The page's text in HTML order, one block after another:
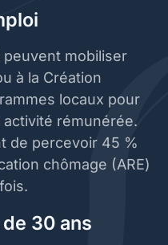
peuvent mobiliser
à la Création
locaux pour
rémunérée.
de percevoir 45 %
chômage (ARE)
30 ans